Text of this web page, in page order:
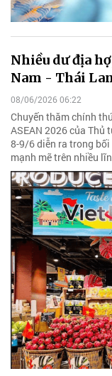
Nhiều dư địa
Nam - Thái
08/06/2026 06:22
Chuyến thăm chính
ASEAN 2026 của
8-9/6 diễn ra trong
mạnh mẽ trên nhiều